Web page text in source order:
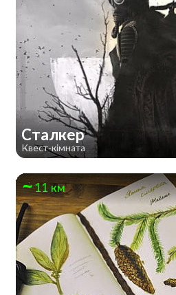
Сталкер
Квест-кімната
11 км